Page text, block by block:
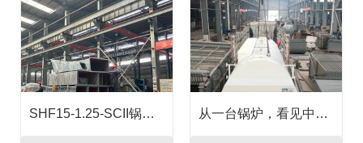
SHF15-1.25-SCII锅炉分批交付，真正看懂新力人背后的系统能力 从一台锅炉，看见中国制造的温度：新力余热锅炉远赴孟加拉的背后